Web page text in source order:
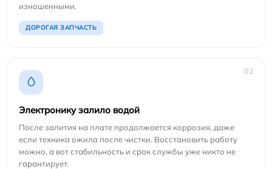
изношенными.
ДОРОГАЯ ЗАПЧАСТЬ
02
Электронику залило водой
После залития на плате продолжается коррозия, даже
если техника ожила после чистки. Восстановить работу
можно, а вот стабильность и срок службы уже никто не
гарантирует.